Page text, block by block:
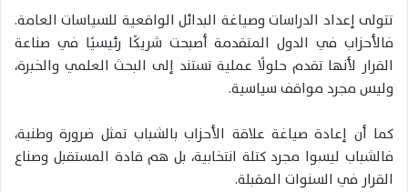
تتولى إعداد الدراسات وصياغة البدائل الواقعية للسياسات العامة.
فالأحزاب في الدول المتقدمة أصبحت شريكًا رئيسيًا في صناعة
القرار لأنها تقدم حلولًا عملية تستند إلى البحث العلمي والخبرة،
وليس مجرد مواقف سياسية.
كما أن إعادة صياغة علاقة الأحزاب بالشباب تمثل ضرورة وطنية،
فالشباب ليسوا مجرد كتلة انتخابية، بل هم قادة المستقبل وصناع
القرار في السنوات المقبلة.